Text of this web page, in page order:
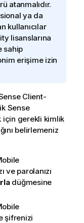
atanmalıdır.
ya da
kullanıcılar
lisanslarına
sahip
erişime izin
Client-
Sense
gerekli kimlik
belirlemeniz
ve parolanızı
düğmesine
şifrenizi